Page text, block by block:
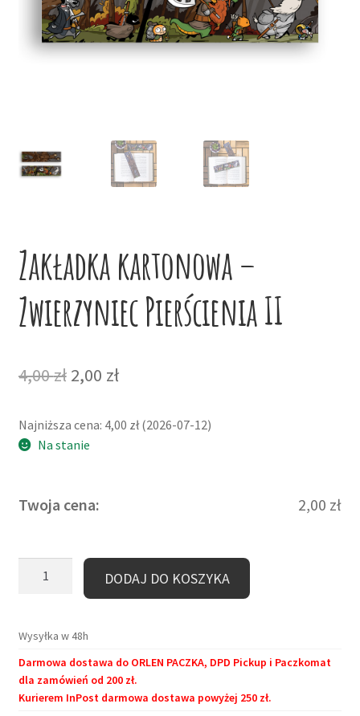
Niskie ceny
Zakładka kartonowa –
Zwierzyniec Pierścienia II
4,00zł Pierwotna
wynosiła:
2,00 złAktualna
wynosi:
Najniższa cena: 4,00 zł(2026-07-12)
Na stanie
Twoja cena: 2,00 zł
Zwierzyniec
Pierścienia
II
DODAJ DO KOSZYKA
Wysyłka w 48h
Darmowa dostawa do ORLEN PACZKA, DPD Pickup i Paczkomat
dla zamówień od 200 zł.
Kurierem InPost darmowa dostawa powyżej 250 zł.